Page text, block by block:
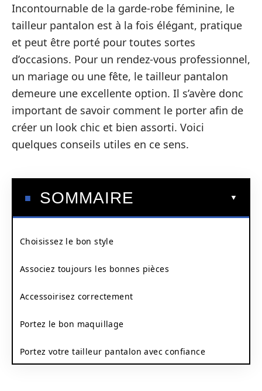
Incontournable de la garde-robe féminine, le
tailleur pantalon est à la fois élégant, pratique
et peut être porté pour toutes sortes
d’occasions. Pour un rendez-vous professionnel,
un mariage ou une fête, le tailleur pantalon
demeure une excellente option. Il s’avère donc
important de savoir comment le porter afin de
créer un look chic et bien assorti. Voici
quelques conseils utiles en ce sens.
SOMMAIRE
Choisissez le bon style
Associez toujours les bonnes pièces
Accessoirisez correctement
Portez le bon maquillage
Portez votre tailleur pantalon avec confiance